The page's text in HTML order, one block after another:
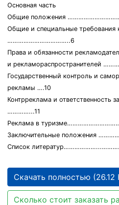
Основная часть
Общие положения
Общие и специальные требования
……………………………..6
Права и обязанности
и
Государственный контроль и
рекламы ….10
Контрреклама и ответственность
…………...11
Реклама в
Заключительные положения
Список
Скачать полностью (26.12
Сколько стоит заказать